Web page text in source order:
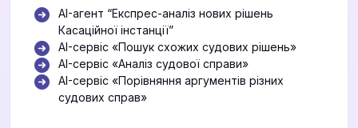
AI-агент “Експрес-аналіз нових рішень
Касаційної інстанції”
AI-сервіс «Пошук схожих судових рішень»
AI-сервіс «Аналіз судової справи»
AI-сервіс «Порівняння аргументів різних
судових справ»